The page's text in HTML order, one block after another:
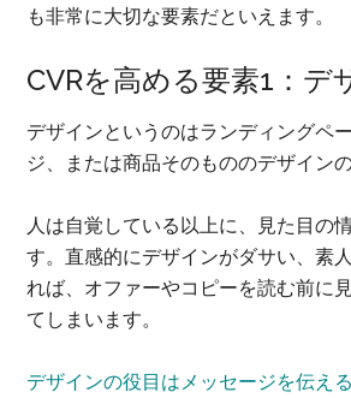
も非常に大切な要素だといえます。
CVRを高める要素1：デ
デザインというのはランディングペ
ジ、または商品そのもののデザイン
人は自覚している以上に、見た目の
す。直感的にデザインがダサい、素
れば、オファーやコピーを読む前に
てしまいます。
デザインの役目はメッセージを伝え